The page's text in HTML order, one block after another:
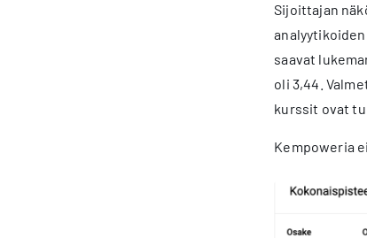
Sijoittajan
saavat
oli 3,44.
kurssit ovat
Kempoweria